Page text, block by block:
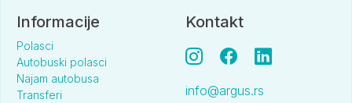
Informacije
Polasci
Autobuski polasci
Najam autobusa
Transferi
Kontakt
info@argus.rs